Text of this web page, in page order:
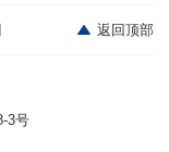
返回顶部
3号